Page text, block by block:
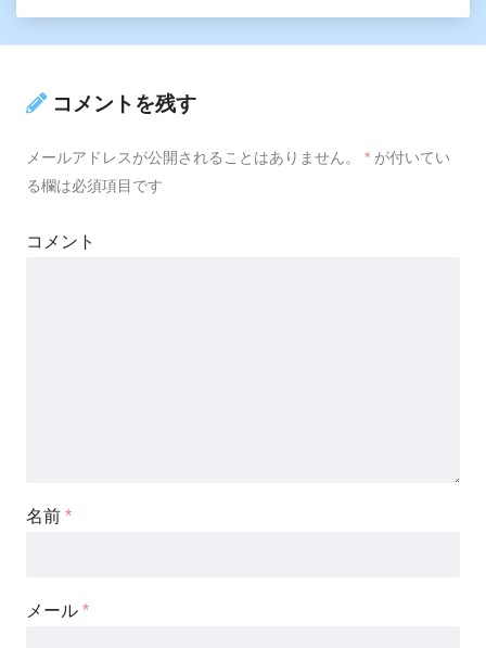
コメントを残す
メールアドレスが公開されることはありません。 * が付いてい
る欄は必須項目です
コメント
名前 *
メール *